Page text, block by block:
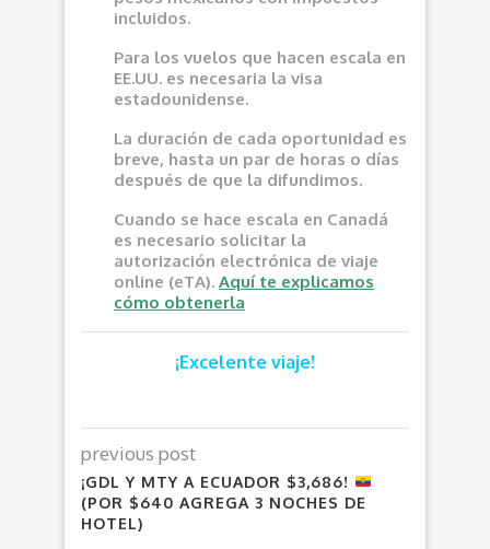
incluidos.
Para los vuelos que hacen escala en
EE.UU. es necesaria la visa
estadounidense.
La duración de cada oportunidad es
breve, hasta un par de horas o días
después de que la difundimos.
Cuando se hace escala en Canadá
es necesario solicitar la
autorización electrónica de viaje
online (eTA). Aquí te explicamos
cómo obtenerla
¡Excelente viaje!
previous post
¡GDL Y MTY A ECUADOR $3,686!
(POR $640 AGREGA 3 NOCHES DE
HOTEL)